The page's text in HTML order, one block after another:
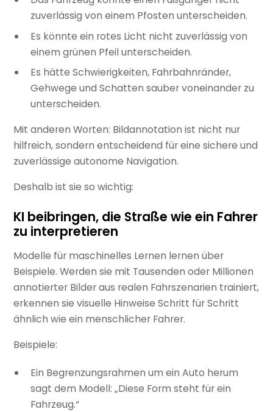
zuverlässig von einem Pfosten unterscheiden.
Es könnte ein rotes Licht nicht zuverlässig von
einem grünen Pfeil unterscheiden.
Es hätte Schwierigkeiten, Fahrbahnränder,
Gehwege und Schatten sauber voneinander zu
unterscheiden.
Mit anderen Worten: Bildannotation ist nicht nur
hilfreich, sondern entscheidend für eine sichere und
zuverlässige autonome Navigation.
Deshalb ist sie so wichtig:
KI beibringen, die Straße wie ein Fahrer
zu interpretieren
Modelle für maschinelles Lernen lernen über
Beispiele. Werden sie mit Tausenden oder Millionen
annotierter Bilder aus realen Fahrszenarien trainiert,
erkennen sie visuelle Hinweise Schritt für Schritt
ähnlich wie ein menschlicher Fahrer.
Beispiele:
Ein Begrenzungsrahmen um ein Auto herum
sagt dem Modell: „Diese Form steht für ein
Fahrzeug.“